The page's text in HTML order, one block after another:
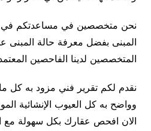
نحن متخصصين في مساعدتكم في
المبنى بفضل معرفة حالة المبنى
المتخصصين لدينا الفاحصين
نقدم لكم تقرير فني مزود به كل
وواضح به كل العيوب الإنشائية
الان افحص عقارك بكل سهولة مع